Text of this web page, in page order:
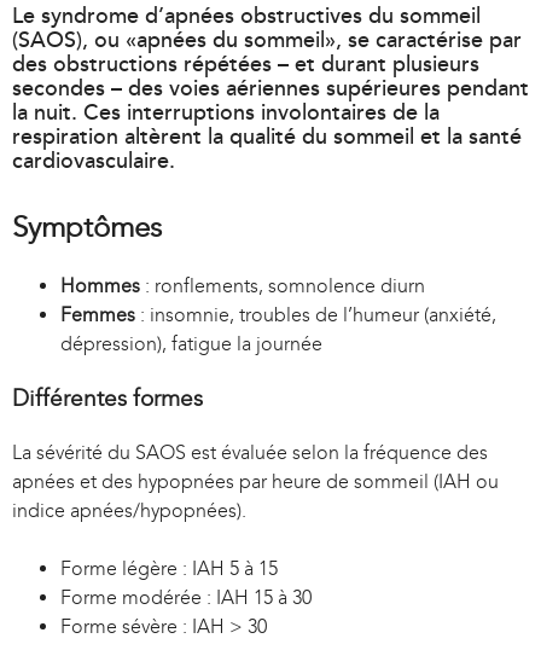
Le syndrome d’apnées obstructives du sommeil
(SAOS), ou «apnées du sommeil», se caractérise par
des obstructions répétées – et durant plusieurs
secondes – des voies aériennes supérieures pendant
la nuit. Ces interruptions involontaires de la
respiration altèrent la qualité du sommeil et la santé
cardiovasculaire.
Symptômes
Hommes : ronflements, somnolence diurn
Femmes : insomnie, troubles de l’humeur (anxiété,
dépression), fatigue la journée
Différentes formes
La sévérité du SAOS est évaluée selon la fréquence des
apnées et des hypopnées par heure de sommeil (IAH ou
indice apnées/hypopnées).
Forme légère : IAH 5 à 15
Forme modérée : IAH 15 à 30
Forme sévère : IAH > 30